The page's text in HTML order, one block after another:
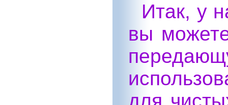
Итак, у
вы